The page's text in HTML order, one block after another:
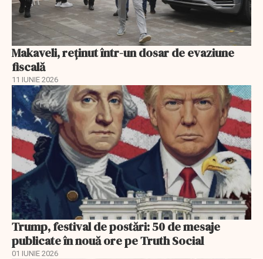
Makaveli, reţinut într-un dosar de evaziune
fiscală
11 IUNIE 2026
Trump, festival de postări: 50 de mesaje
publicate în nouă ore pe Truth Social
01 IUNIE 2026